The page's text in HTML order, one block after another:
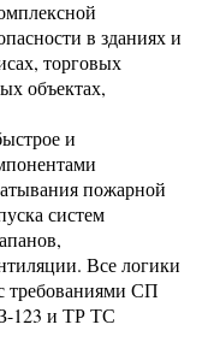
в зданиях и
торговых
объектах,
и
пожарной
систем
Все логики
требованиями СП
123 и ТР ТС